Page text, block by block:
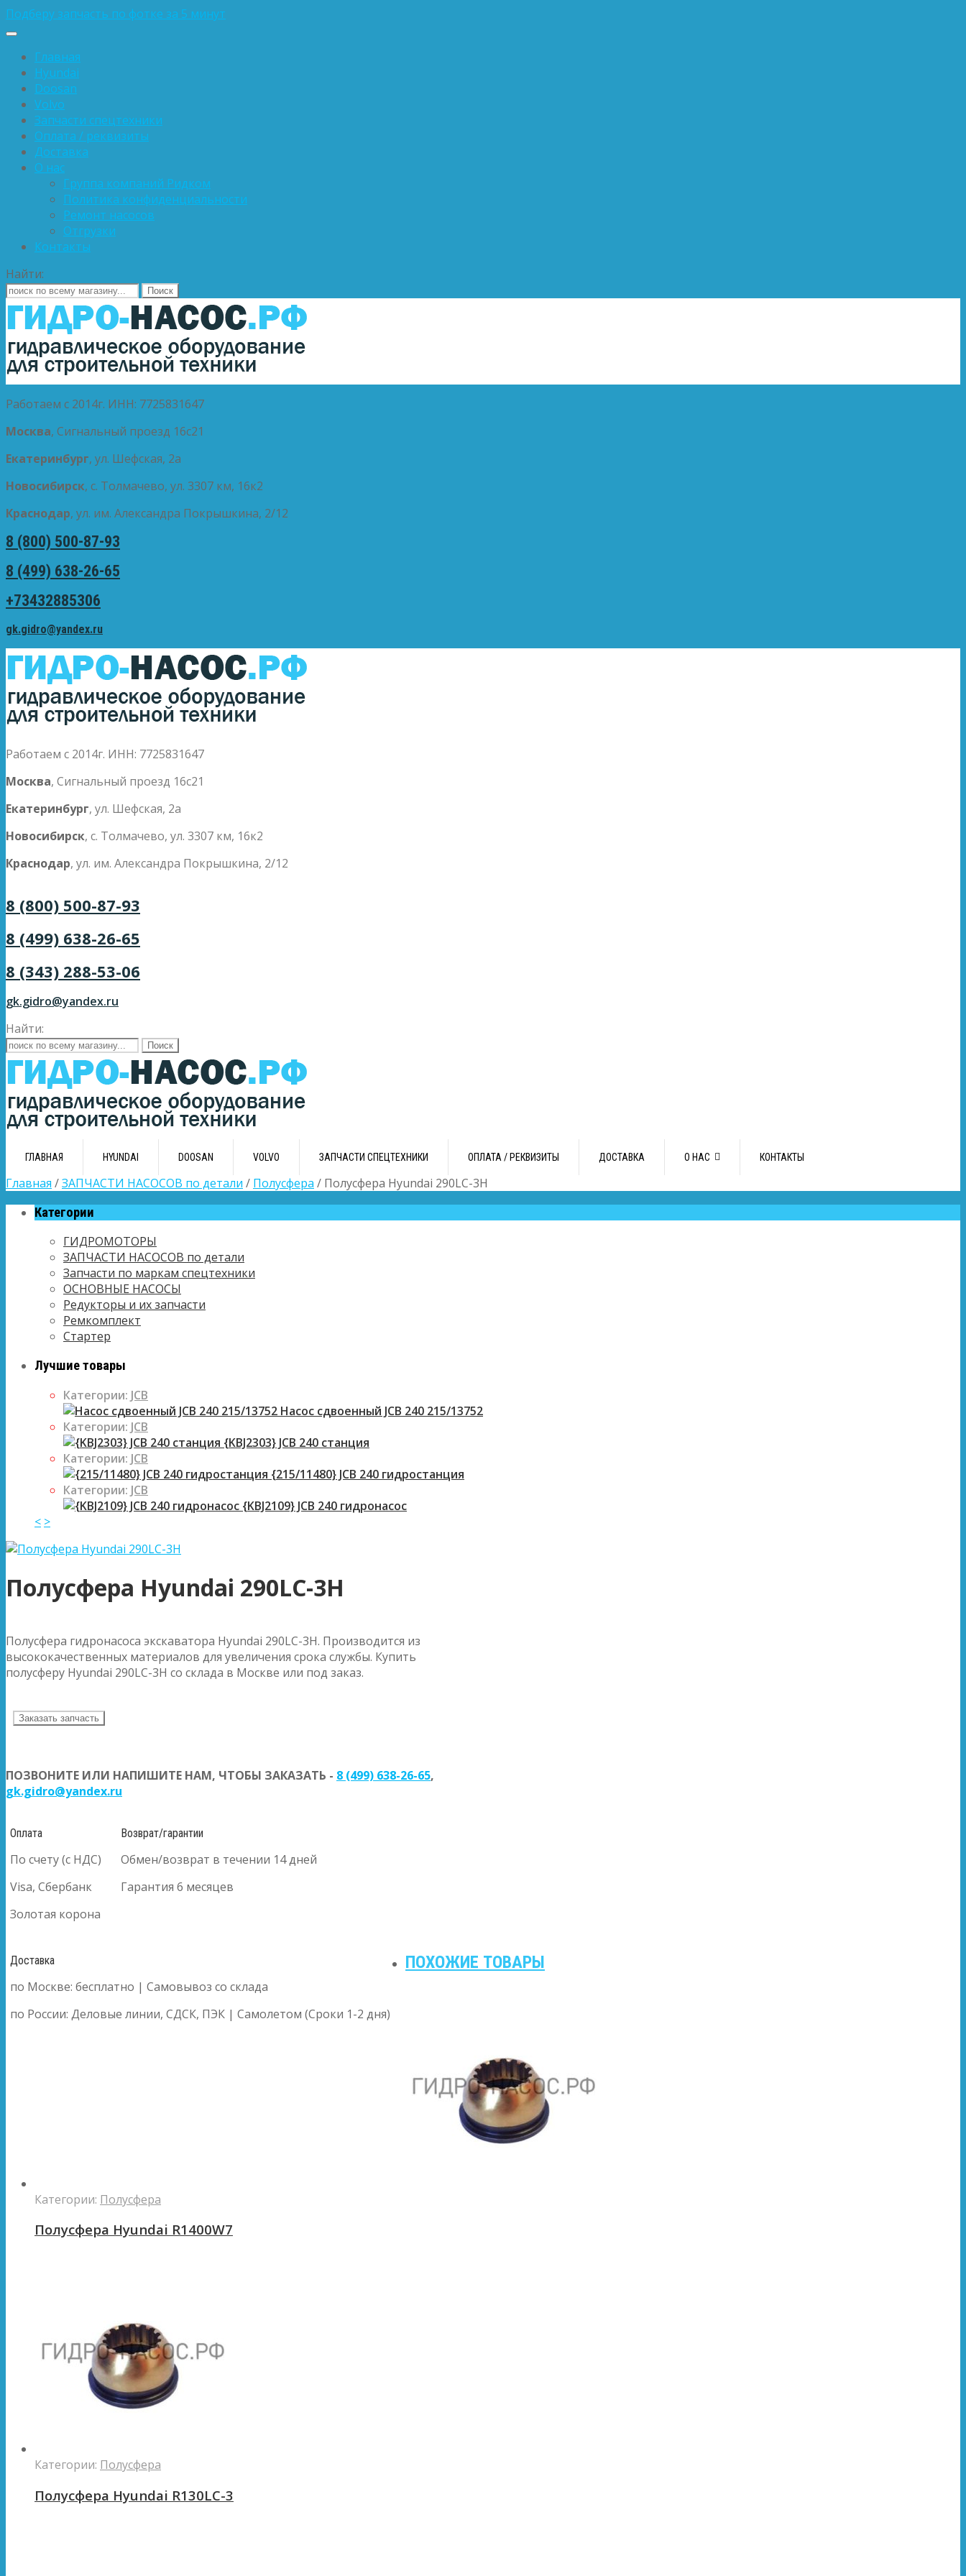
Подберу запчасть по фотке за 5 минут
Главная
Hyundai
Doosan
Volvo
Запчасти спецтехники
Оплата / реквизиты
Доставка
О нас
Группа компаний Ридком
Политика конфиденциальности
Ремонт насосов
Отгрузки
Контакты
Найти:
Работаем с 2014г. ИНН: 7725831647
Москва, Сигнальный проезд 16с21
Екатеринбург, ул. Шефская, 2а
Новосибирск, с. Толмачево, ул. 3307 км, 16к2
Краснодар, ул. им. Александра Покрышкина, 2/12
8 (800) 500-87-93
8 (499) 638-26-65
+73432885306
gk.gidro@yandex.ru
Работаем с 2014г. ИНН: 7725831647
Москва, Сигнальный проезд 16с21
Екатеринбург, ул. Шефская, 2а
Новосибирск, с. Толмачево, ул. 3307 км, 16к2
Краснодар, ул. им. Александра Покрышкина, 2/12
8 (800) 500-87-93
8 (499) 638-26-65
8 (343) 288-53-06
gk.gidro@yandex.ru
Найти:
ГЛАВНАЯ HYUNDAI DOOSAN VOLVO ЗАПЧАСТИ СПЕЦТЕХНИКИ ОПЛАТА / РЕКВИЗИТЫ ДОСТАВКА О НАС КОНТАКТЫ
Главная /ЗАПЧАСТИ НАСОСОВ по детали / Полусфера / Полусфера Hyundai 290LC-3H
Категории
ГИДРОМОТОРЫ
ЗАПЧАСТИ НАСОСОВ по детали
Запчасти по маркам спецтехники
ОСНОВНЫЕ НАСОСЫ
Редукторы и их запчасти
Ремкомплект
Стартер
Лучшие товары
Категории: JCB
Насос сдвоенный JCB 240 215/13752
Категории: JCB
{KBJ2303} JCB 240 станция
Категории: JCB
{215/11480} JCB 240 гидростанция
Категории: JCB
{KBJ2109} JCB 240 гидронасос
< >
Полусфера Hyundai 290LC-3H
Полусфера гидронасоса экскаватора Hyundai 290LC-3H. Производится из
высококачественных материалов для увеличения срока службы. Купить
полусферу Hyundai 290LC-3H со склада в Москве или под заказ.
Заказать запчасть
ПОЗВОНИТЕ ИЛИ НАПИШИТЕ НАМ, ЧТОБЫ ЗАКАЗАТЬ - 8 (499) 638-26-65,
gk.gidro@yandex.ru
Оплата
По счету (с НДС)
Visa, Сбербанк
Золотая корона
Возврат/гарантии
Обмен/возврат в течении 14 дней
Гарантия 6 месяцев
Доставка
по Москве: бесплатно | Самовывоз со склада
по России: Деловые линии, СДСК, ПЭК | Самолетом (Сроки 1-2 дня)
ПОХОЖИЕ ТОВАРЫ
Категории: Полусфера
Полусфера Hyundai R1400W7
Категории: Полусфера
Полусфера Hyundai R130LC-3